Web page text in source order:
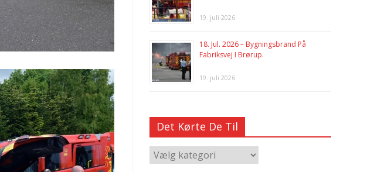
19. juli 2026
18. Jul. 2026 – Bygningsbrand På
Fabriksvej I Brørup.
19. juli 2026
Det Kørte De Til